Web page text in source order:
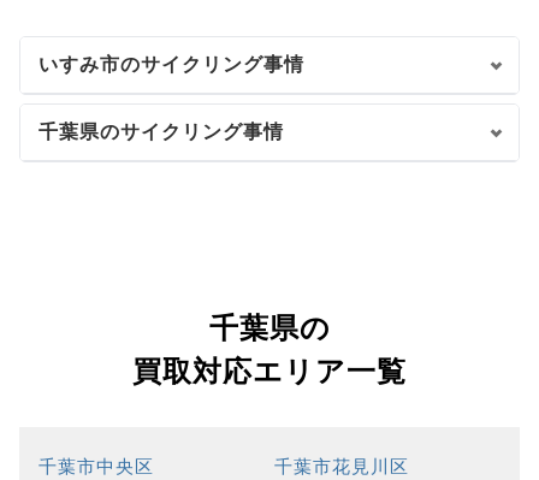
いすみ市のサイクリング事情
千葉県のサイクリング事情
千葉県の
買取対応エリア一覧
千葉市中央区 千葉市花見川区